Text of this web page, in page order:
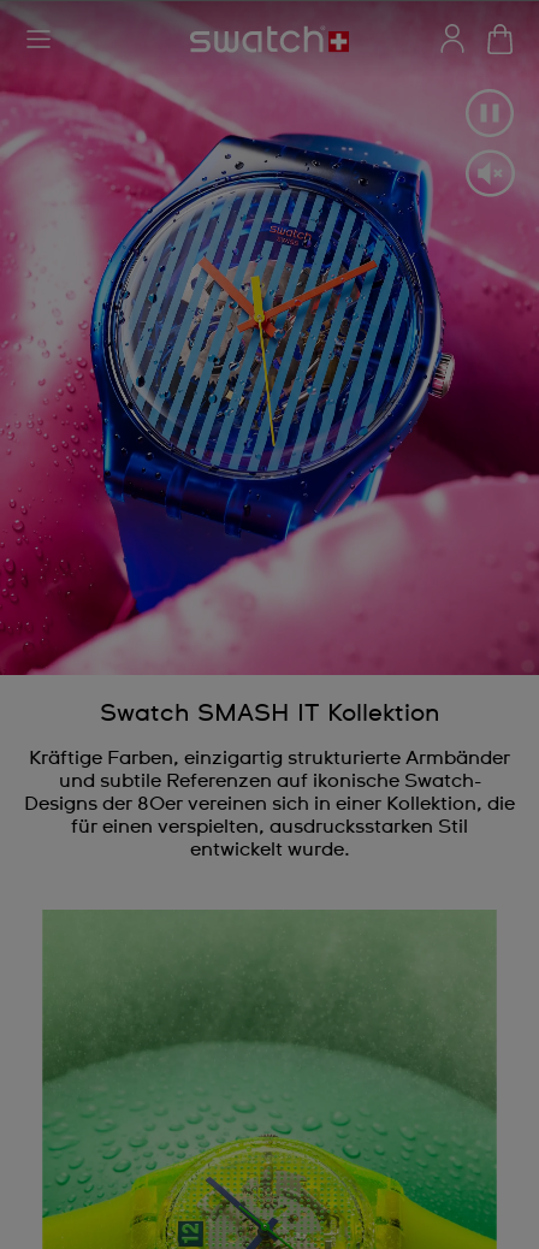
Swatch SMASH IT Kollektion
Kräftige Farben, einzigartig strukturierte Armbänder
und subtile Referenzen auf ikonische Swatch-
Designs der 80er vereinen sich in einer Kollektion, die
für einen verspielten, ausdrucksstarken Stil
entwickelt wurde.